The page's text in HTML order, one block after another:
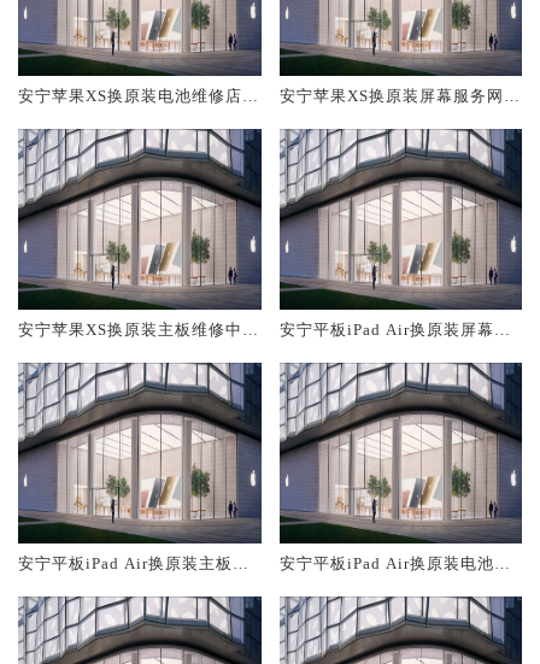
安宁苹果XS换原装电池维修店大
安宁苹果XS换原装屏幕服务网点
安宁苹果XS换原装主板维修中心
安宁平板iPad Air换原装屏幕服
安宁平板iPad Air换原装主板维
安宁平板iPad Air换原装电池维